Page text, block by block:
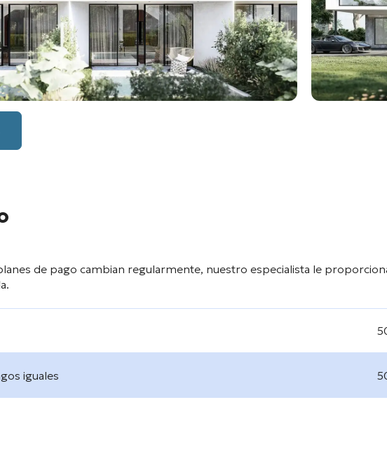
de pago cambian regularmente, nuestro especialista le
iguales